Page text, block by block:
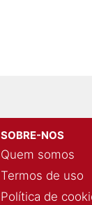
SOBRE-NOS
Quem somos
Termos de uso
Política de